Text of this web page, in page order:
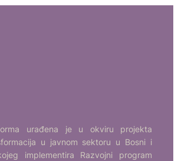
urađena je u okviru projekta
u javnom sektoru u Bosni i
implementira Razvojni program